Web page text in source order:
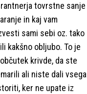
tovrstne sanje
in kaj vam
sami sebi oz. tako
kakšno obljubo. To je
krivde, da ste
ali niste dali vsega
ker ne upate iz